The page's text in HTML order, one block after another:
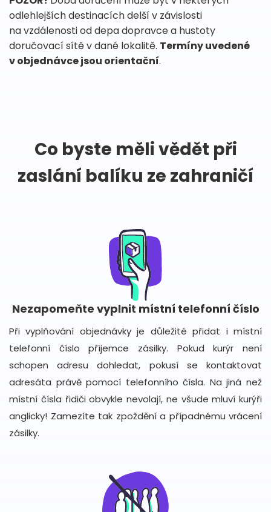
odlehlejších destinacích delší v závislosti
na vzdálenosti od depa dopravce a hustoty
doručovací sítě v dané lokalitě. Termíny uvedené
v objednávce jsou orientační.
Co byste měli vědět při
zaslání balíku ze zahraničí
Nezapomeňte vyplnit místní telefonní číslo
Při vyplňování objednávky je důležité přidat i místní
telefonní číslo příjemce zásilky. Pokud kurýr není
schopen adresu dohledat, pokusí se kontaktovat
adresáta právě pomocí telefonního čísla. Na jiná než
místní čísla řidiči obvykle nevolají, ne všude mluví kurýři
anglicky! Zamezíte tak zpoždění a případnému vrácení
zásilky.